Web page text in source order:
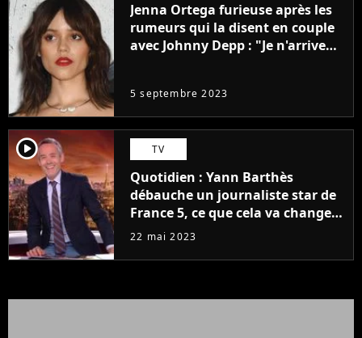
Jenna Ortega furieuse après les
rumeurs qui la disent en couple
avec Johnny Depp : "Je n'arrive
5 septembre 2023
player2 TV
Quotidien : Yann Barthès
débauche un journaliste star de
France 5, ce que cela va changer
à la rentrée
22 mai 2023